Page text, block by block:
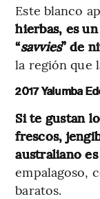
Este blanco
hierbas, es
“savvies” de
la región que
2017 Yalumba
Si te gustan
frescos,
australiano
empalagoso,
baratos.